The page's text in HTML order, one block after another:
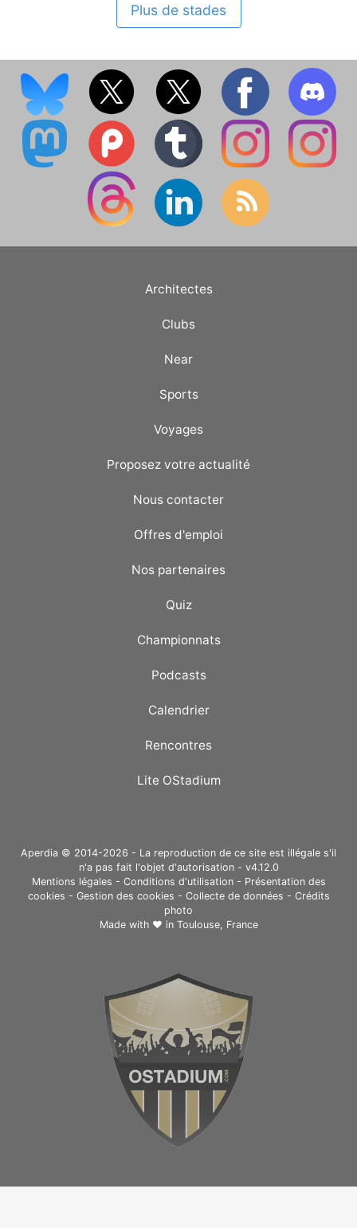
Plus de stades
Architectes
Clubs
Near
Sports
Voyages
Proposez votre actualité
Nous contacter
Offres d'emploi
Nos partenaires
Quiz
Championnats
Podcasts
Calendrier
Rencontres
Lite OStadium
Aperdia © 2014-2026 - La reproduction de ce site est illégale s'il
n'a pas fait l'objet d'autorisation - v4.12.0
Mentions légales - Conditions d'utilisation- Présentation des
cookies - Gestion des cookies - Collecte de données - Crédits
photo
Made with ❤ in Toulouse, France